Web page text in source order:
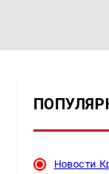
Новости